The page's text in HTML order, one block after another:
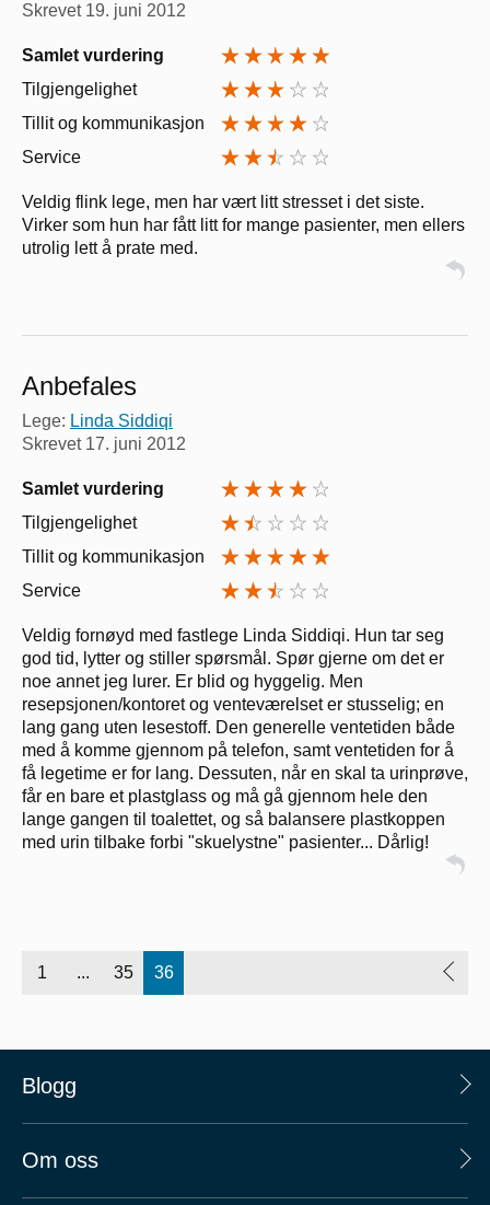
Skrevet 19. juni 2012
Samlet vurdering
Tilgjengelighet
Tillit og kommunikasjon
Service
Veldig flink lege, men har vært litt stresset i det siste.
Virker som hun har fått litt for mange pasienter, men ellers
utrolig lett å prate med.
Anbefales
Lege: Linda Siddiqi
Skrevet 17. juni 2012
Samlet vurdering
Tilgjengelighet
Tillit og kommunikasjon
Service
Veldig fornøyd med fastlege Linda Siddiqi. Hun tar seg
god tid, lytter og stiller spørsmål. Spør gjerne om det er
noe annet jeg lurer. Er blid og hyggelig. Men
resepsjonen/kontoret og venteværelset er stusselig; en
lang gang uten lesestoff. Den generelle ventetiden både
med å komme gjennom på telefon, samt ventetiden for å
få legetime er for lang. Dessuten, når en skal ta urinprøve,
får en bare et plastglass og må gå gjennom hele den
lange gangen til toalettet, og så balansere plastkoppen
med urin tilbake forbi "skuelystne" pasienter... Dårlig!
1 ... 35 36
Blogg
Om oss